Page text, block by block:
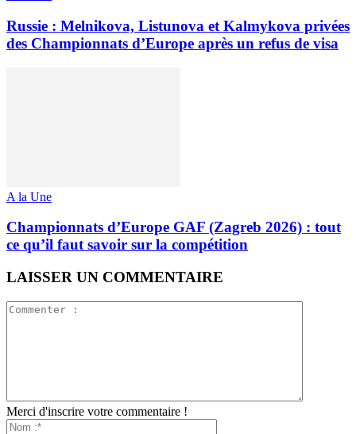
Russie : Melnikova, Listunova et Kalmykova privées
des Championnats d’Europe après un refus de visa
A la Une
Championnats d’Europe GAF (Zagreb 2026) : tout
ce qu’il faut savoir sur la compétition
LAISSER UN COMMENTAIRE
Merci d'inscrire votre commentaire !